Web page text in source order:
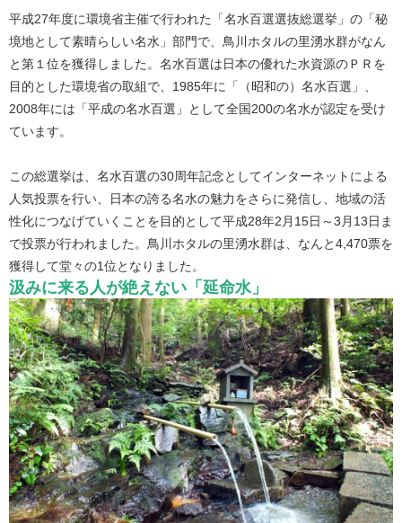
平成27年度に環境省主催で行われた「名水百選選抜総選挙」の「秘
境地として素晴らしい名水」部門で、鳥川ホタルの里湧水群がなん
と第１位を獲得しました。名水百選は日本の優れた水資源のＰＲを
目的とした環境省の取組で、1985年に「（昭和の）名水百選」、
2008年には「平成の名水百選」として全国200の名水が認定を受け
ています。
この総選挙は、名水百選の30周年記念としてインターネットによる
人気投票を行い、日本の誇る名水の魅力をさらに発信し、地域の活
性化につなげていくことを目的として平成28年2月15日～3月13日ま
で投票が行われました。鳥川ホタルの里湧水群は、なんと4,470票を
獲得して堂々の1位となりました。
汲みに来る人が絶えない「延命水」